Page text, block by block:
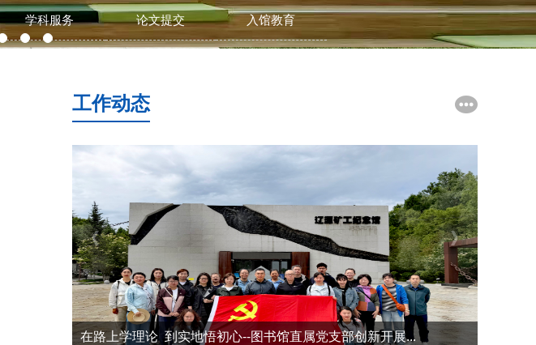
学科服务 论文提交 入馆教育
工作动态
筑牢安全防线 护航平安暑期 图书馆开展暑假前安全专项检查...
我馆 2 位教师在五省区图书馆学会学术研讨会征文斩获佳绩...
在路上学理论 到实地悟初心--图书馆直属党支部创新开展...
图书馆举办“数据驱动创新：从专利信息看研发与决策”专题讲...
非遗润墨香，书香阅世界 — 第十六届读书节在春明湖校区如...